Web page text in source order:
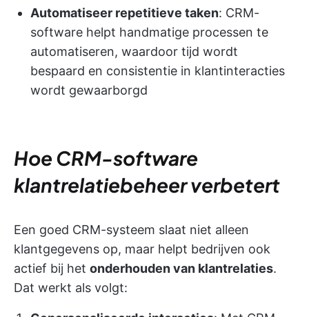
Automatiseer repetitieve taken: CRM-
software helpt handmatige processen te
automatiseren, waardoor tijd wordt
bespaard en consistentie in klantinteracties
wordt gewaarborgd
Hoe CRM-software
klantrelatiebeheer verbetert
Een goed CRM-systeem slaat niet alleen
klantgegevens op, maar helpt bedrijven ook
actief bij het onderhouden van klantrelaties.
Dat werkt als volgt: